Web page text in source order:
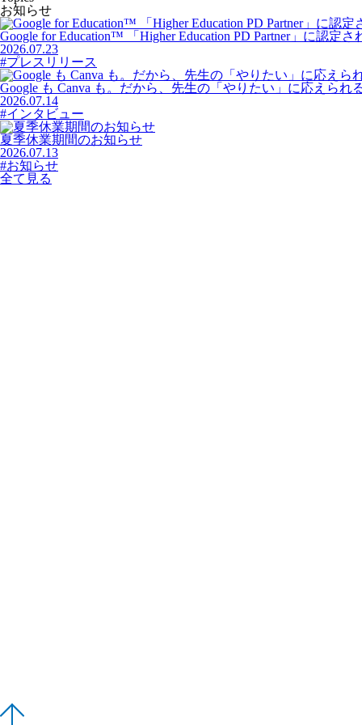
お知らせ
Google for Education™ 「Higher Education PD Partner」に認定さ
2026.07.23
#プレスリリース
Google も Canva も。だから、先生の「やりたい」に応えられ
2026.07.14
#インタビュー
夏季休業期間のお知らせ
2026.07.13
#お知らせ
全て見る